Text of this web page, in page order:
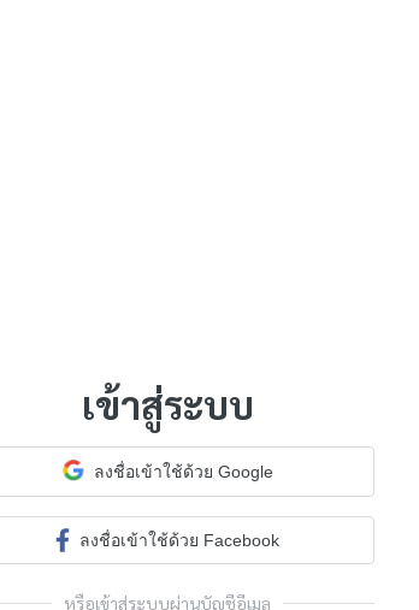
เข้าสู่ระบบ
ลงชื่อเข้าใช้ด้วย Google
ลงชื่อเข้าใช้ด้วย Facebook
หรือเข้าสู่ระบบผ่านบัญชีอีเมล